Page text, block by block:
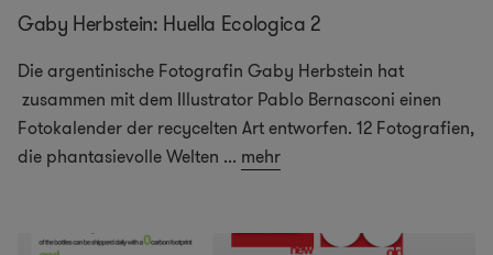
Gaby Herbstein: Huella Ecologica 2
Die argentinische Fotografin Gaby Herbstein hat
zusammen mit dem Illustrator Pablo Bernasconi einen
Fotokalender der recycelten Art entworfen. 12 Fotografien,
die phantasievolle Welten ... mehr